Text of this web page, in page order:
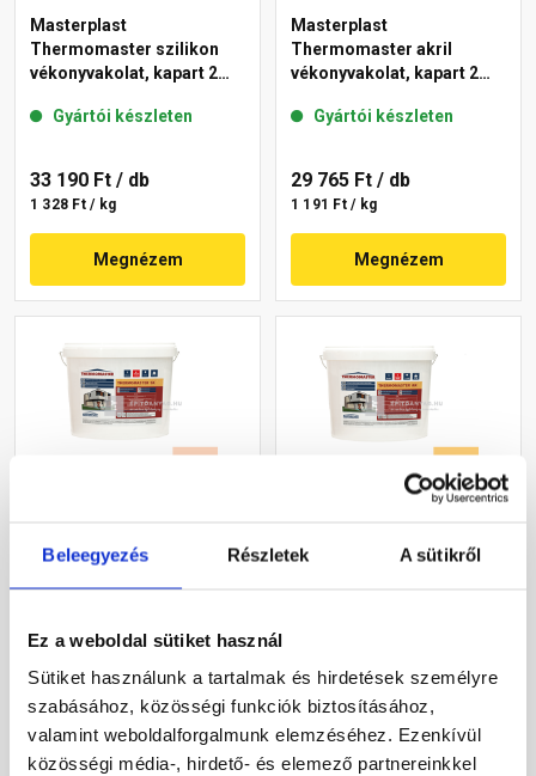
Beleegyezés Részletek A sütikről
Ez a weboldal sütiket használ
Sütiket használunk a tartalmak és hirdetések személyre
szabásához, közösségi funkciók biztosításához,
valamint weboldalforgalmunk elemzéséhez. Ezenkívül
közösségi média-, hirdető- és elemező partnereinkkel
Masterplast
Thermomaster szilikon
vékonyvakolat, kapart 2
Gyártói készleten
33 190 Ft / db
1 328 Ft / kg
Megnézem
Masterplast
Thermomaster akril
vékonyvakolat, kapart 2
Gyártói készleten
29 765 Ft / db
1 191 Ft / kg
Megnézem
Thermomaster szilikon
vékonyvakolat, kapart 2
30 660 Ft/ db
1 226 Ft / kg
Megnézem
Thermomaster akril
40 780 Ft/ db
1 631 Ft / kg
Megnézem